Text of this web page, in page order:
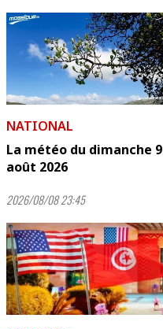
NATIONAL
La météo du dimanche 9
août 2026
2026/08/08 23:45